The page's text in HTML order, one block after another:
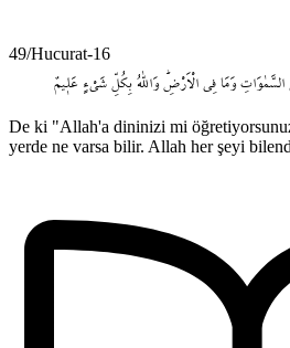
49/Hucurat-16
السَّمٰوَاتِ وَمَا فِي الْاَرْضِۜ وَاللّٰهُ بِكُلِّ شَيْءٍ عَل۪يمٌ
De ki "Allah'a dininizi mi
yerde ne varsa bilir. Allah her şeyi